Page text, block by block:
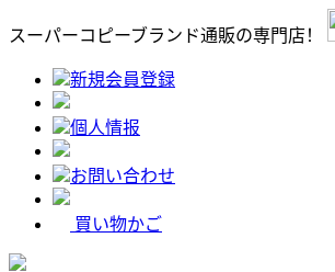
スーパーコピーブランド通販の専門店！
新規会員登録
個人情报
お問い合わせ
買い物かご